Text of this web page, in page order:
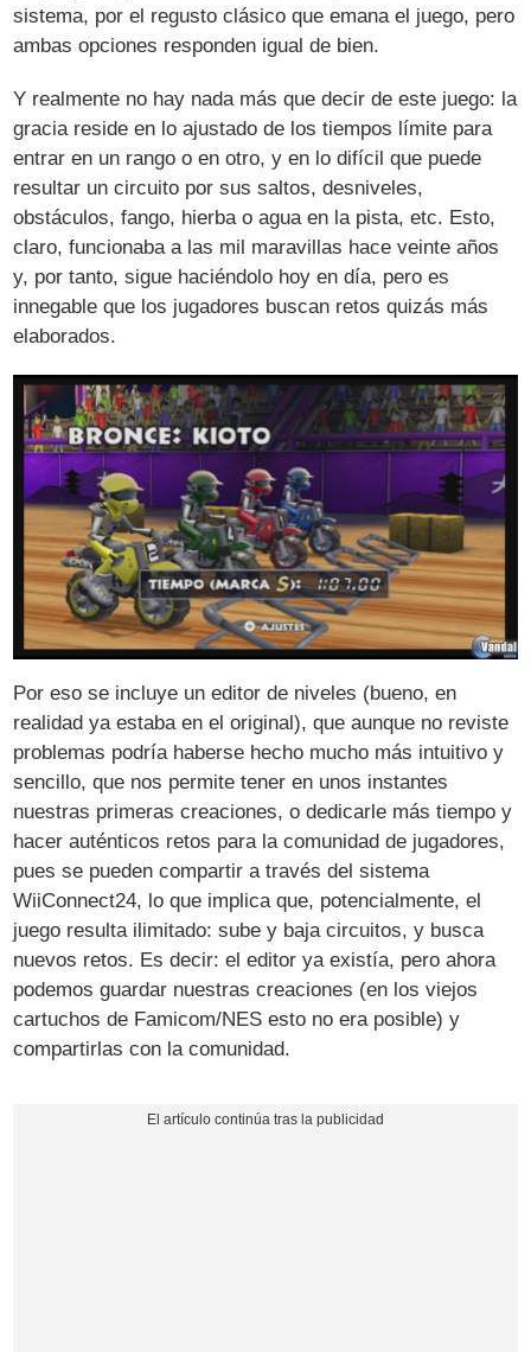
sistema, por el regusto clásico que emana el juego, pero
ambas opciones responden igual de bien.
Y realmente no hay nada más que decir de este juego: la
gracia reside en lo ajustado de los tiempos límite para
entrar en un rango o en otro, y en lo difícil que puede
resultar un circuito por sus saltos, desniveles,
obstáculos, fango, hierba o agua en la pista, etc. Esto,
claro, funcionaba a las mil maravillas hace veinte años
y, por tanto, sigue haciéndolo hoy en día, pero es
innegable que los jugadores buscan retos quizás más
elaborados.
Por eso se incluye un editor de niveles (bueno, en
realidad ya estaba en el original), que aunque no reviste
problemas podría haberse hecho mucho más intuitivo y
sencillo, que nos permite tener en unos instantes
nuestras primeras creaciones, o dedicarle más tiempo y
hacer auténticos retos para la comunidad de jugadores,
pues se pueden compartir a través del sistema
WiiConnect24, lo que implica que, potencialmente, el
juego resulta ilimitado: sube y baja circuitos, y busca
nuevos retos. Es decir: el editor ya existía, pero ahora
podemos guardar nuestras creaciones (en los viejos
cartuchos de Famicom/NES esto no era posible) y
compartirlas con la comunidad.